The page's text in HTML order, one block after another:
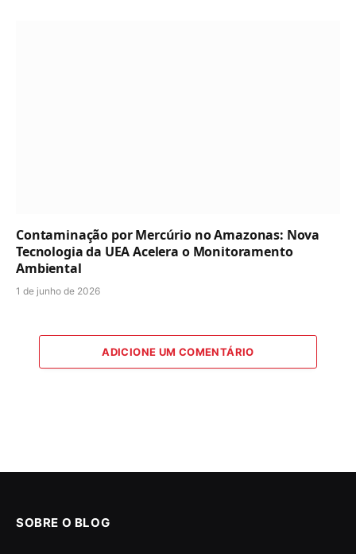
Contaminação por Mercúrio no Amazonas: Nova
Tecnologia da UEA Acelera o Monitoramento
Ambiental
1 de junho de 2026
ADICIONE UM COMENTÁRIO
SOBRE O BLOG